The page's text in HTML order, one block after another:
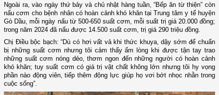
Ngoài ra, vào ngày thứ bảy và chủ nhật hàng tuần, “Bếp ăn từ thiện” còn
nấu cơm cho bệnh nhân có hoàn cảnh khó khăn tại Trung tâm y tế huyện
Gò Dầu, mỗi ngày nấu từ 500-650 suất cơm, mỗi suất trị giá 20.000 đồng;
trong năm 2024 đã nấu được 14.500 suất cơm, trị giá 290 triệu đồng.
Chị Điều bộc bạch: “Dù có hơi vất vả khi thức khuya, dậy sớm để chuẩn
bị những suất cơm nhưng tôi cảm thấy ấm lòng khi được tận tay trao
những suất cơm nóng dẻo, thơm ngon đến những người có hoàn cảnh
khó khăn; tuy suất cơm có giá trị vật chất không lớn nhưng tôi hy vọng
phần nào động viên, tiếp thêm động lực giúp họ vơi bớt nhọc nhằn trong
cuộc sống”.